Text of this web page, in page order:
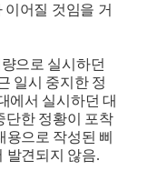
이어질 것임을 거
으로 실시하던
일시 중지한 정
에서 실시하던 대
단한 정황이 포착
으로 작성된 삐
발견되지 않음.